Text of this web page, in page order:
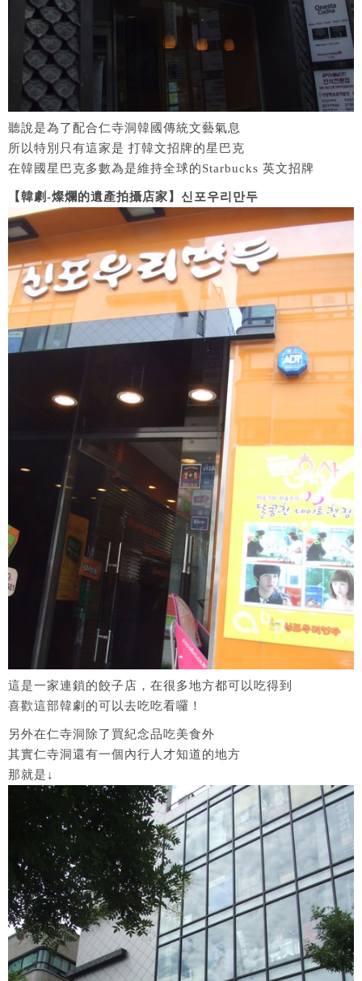
聽說是為了配合仁寺洞韓國傳統文藝氣息
所以特別只有這家是 打韓文招牌的星巴克
在韓國星巴克多數為是維持全球的Starbucks 英文招牌
【韓劇-燦爛的遺產拍攝店家】신포우리만두
這是一家連鎖的餃子店，在很多地方都可以吃得到
喜歡這部韓劇的可以去吃吃看囉！
另外在仁寺洞除了買紀念品吃美食外
其實仁寺洞還有一個內行人才知道的地方
那就是↓